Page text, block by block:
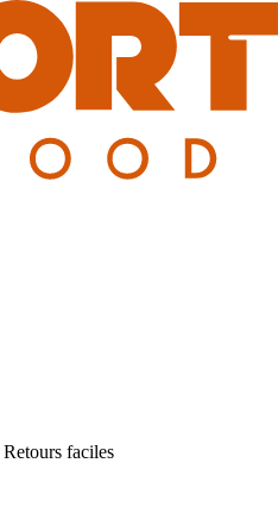
Retours faciles